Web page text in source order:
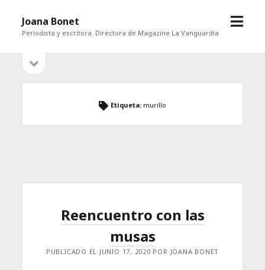
Joana Bonet
Periodista y escritora. Directora de Magazine La Vanguardia
abrir
Barra
lateral
barra
Etiqueta: murillo
Reencuentro con las
musas
PUBLICADO EL JUNIO 17, 2020 POR JOANA BONET